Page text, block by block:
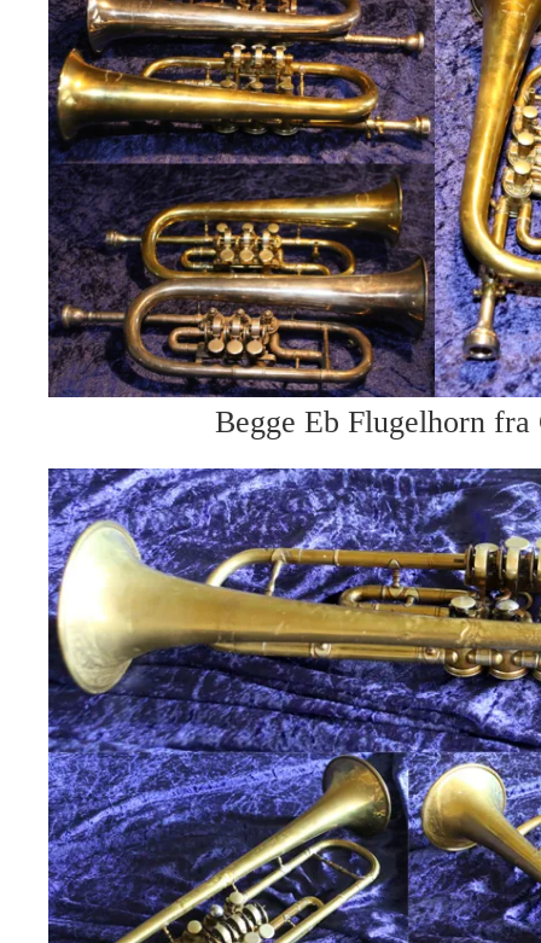
Begge Eb Flugelhorn